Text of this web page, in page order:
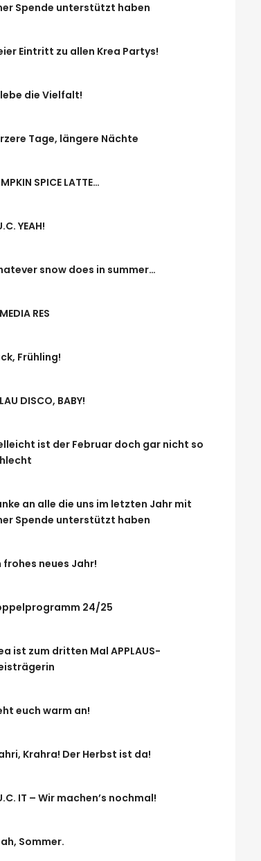
Spende unterstützt haben
Eintritt zu allen Krea Partys!
lebe die Vielfalt!
Tage, längere Nächte
SPICE LATTE…
YEAH!
snow does in summer…
RES
Frühling!
DISCO, BABY!
ist der Februar doch gar nicht so
an alle die uns im letzten Jahr mit
Spende unterstützt haben
frohes neues Jahr!
24/25
ist zum dritten Mal APPLAUS-
euch warm an!
Krahra! Der Herbst ist da!
IT – Wir machen’s nochmal!
Sommer.